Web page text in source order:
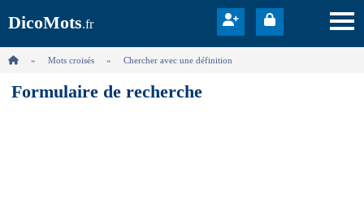
DicoMots.fr
Mots croisés Chercher avec une définition
Formulaire de recherche